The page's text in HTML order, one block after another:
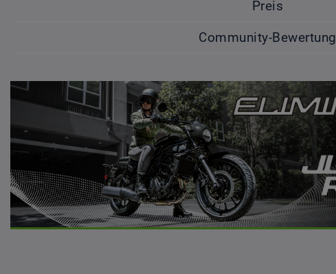
Preis
Community-Bewertung